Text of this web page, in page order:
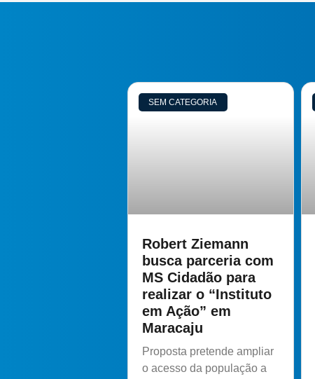
SEM CATEGORIA
Robert Ziemann
busca parceria com
MS Cidadão para
realizar o “Instituto
em Ação” em
Maracaju
Proposta pretende ampliar
o acesso da população a